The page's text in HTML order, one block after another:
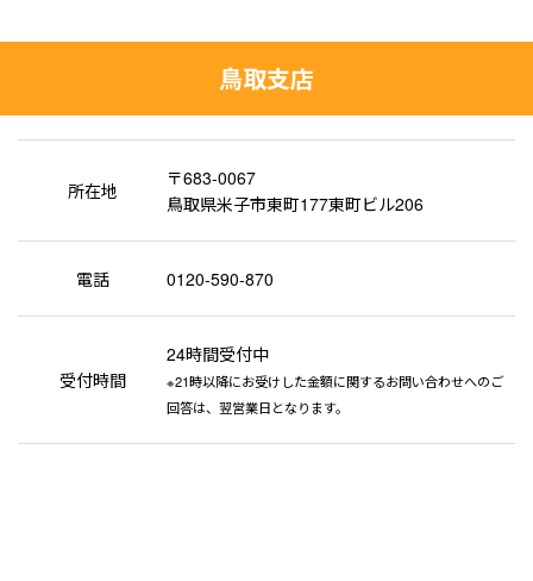
鳥取支店
所在地
〒683-0067
鳥取県米子市東町177東町ビル206
電話 0120-590-870
受付時間
24時間受付中
※21時以降にお受けした金額に関するお問い合わせへのご
回答は、翌営業日となります。